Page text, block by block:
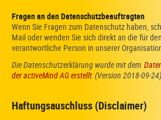
Fragen an den Datenschutzbeauftragten
Wenn Sie Fragen zum Datenschutz haben,
Mail oder wenden Sie sich direkt an die für
verantwortliche Person in unserer
Die Datenschutzerklärung wurde mit dem
der activeMind AG erstellt (Version 2018-09-
Haftungsauschluss (Disclaimer)